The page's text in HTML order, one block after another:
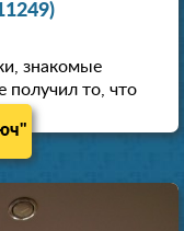
знакомые
получил то, что